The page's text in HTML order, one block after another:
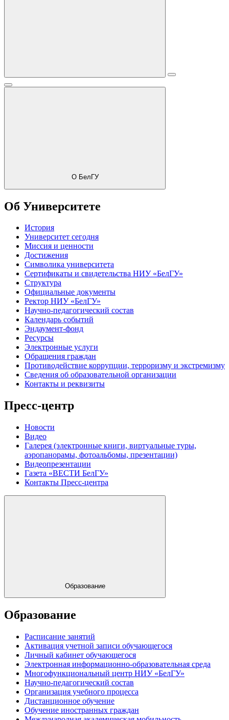
О БелГУ
Об Университете
История
Университет сегодня
Миссия и ценности
Достижения
Символика университета
Сертификаты и свидетельства НИУ «БелГУ»
Структура
Официальные документы
Ректор НИУ «БелГУ»
Научно-педагогический состав
Календарь событий
Эндаумент-фонд
Ресурсы
Электронные услуги
Обращения граждан
Противодействие коррупции, терроризму и экстремизму
Сведения об образовательной организации
Контакты и реквизиты
Пресс-центр
Новости
Видео
Галерея (электронные книги, виртуальные туры,
аэропанорамы, фотоальбомы, презентации)
Видеопрезентации
Газета «ВЕСТИ БелГУ»
Контакты Пресс-центра
Образование
Образование
Расписание занятий
Активация учетной записи обучающегося
Личный кабинет обучающегося
Электронная информационно-образовательная среда
Многофункциональный центр НИУ «БелГУ»
Научно-педагогический состав
Организация учебного процесса
Дистанционное обучение
Обучение иностранных граждан